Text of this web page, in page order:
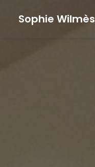
Sophie Wilmès